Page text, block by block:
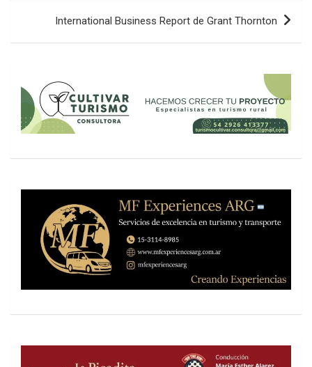
entradasInternational Business Report de Grant Thornton